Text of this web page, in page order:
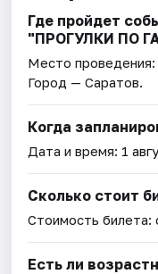
Где пройдет
"ПРОГУЛКИ ПО
Место
Город — Саратов.
Когда
Дата и время: 1
Сколько стоит
Стоимость билета:
Есть ли